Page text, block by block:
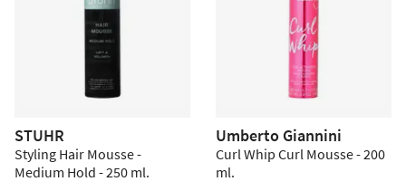
STUHR
Styling Hair Mousse -
Medium Hold - 250 ml.
Umberto Giannini
Curl Whip Curl Mousse - 200
ml.